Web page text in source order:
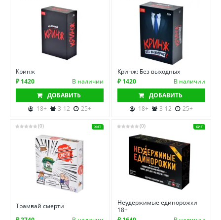
Кринж
₽ 1420
В наличии
ДОБАВИТЬ
18+
3-12 25+
Кринж: Без выходных
₽ 1420
В наличии
ДОБАВИТЬ
18+
3-12 25+
(0) ХИТ
Трамвай смерти
(0) ХИТ
Неудержимые единорожки
18+